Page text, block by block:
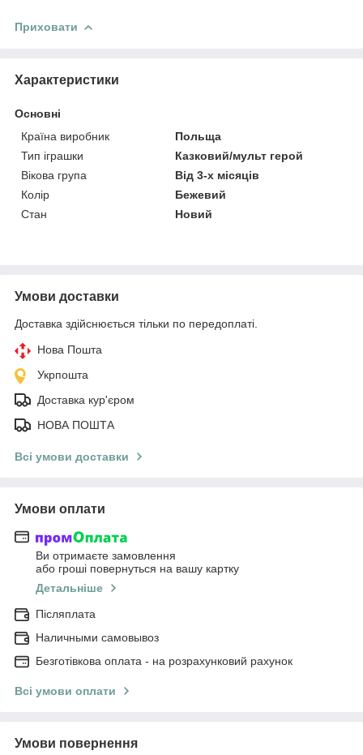
Приховати
Характеристики
Основні
Країна виробник
Польща
Тип іграшки
Казковий/мульт герой
Вікова група
Від 3-х місяців
Колір
Бежевий
Стан
Новий
Умови доставки
Доставка здійснюється тільки по передоплаті.
Нова Пошта
Укрпошта
Доставка кур'єром
НОВА ПОШТА
Всі умови доставки
Умови оплати
Ви отримаєте замовлення
або гроші повернуться на вашу картку
Детальніше
Післяплата
Наличными самовывоз
Безготівкова оплата - на розрахунковий рахунок
Всі умови оплати
Умови повернення